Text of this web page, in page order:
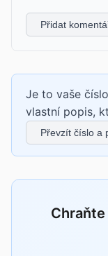
Přidat
Je to vaše
vlastní popis,
Převzít číslo a